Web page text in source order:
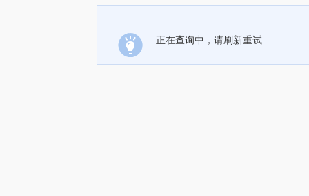
正在查询中，请刷新重试